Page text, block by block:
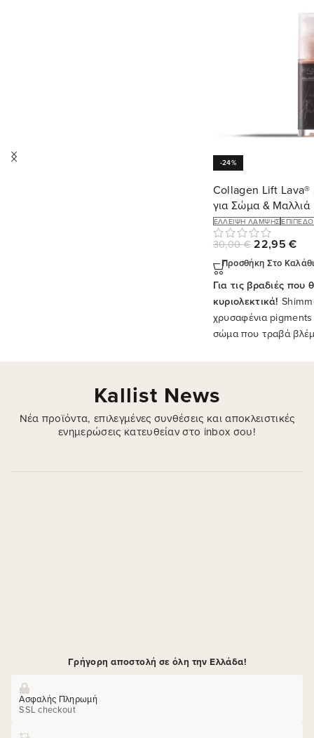
-24%
Collagen Lift
για Σώμα & Μαλλιά
ΈΛΛΕΙΨΗ ΛΆΜΨΗΣΕΠΊΠΕΔΟ
30,00€ 22,95€
Προσθήκη Στο Καλάθι
Για τις βραδιές που
κυριολεκτικά!
χρυσαφένια
σώμα που τραβά
Kallist News
Νέα προϊόντα, επιλεγμένες συνθέσεις και αποκλειστικές
ενημερώσεις κατευθείαν στο inbox σου!
Γρήγορη αποστολή σε όλη την Ελλάδα!
Ασφαλής Πληρωμή
SSL checkout